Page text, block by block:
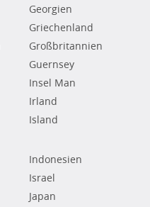
Georgien
Griechenland
Großbritannien
Guernsey
Insel Man
Irland
Island
Indonesien
Israel
Japan